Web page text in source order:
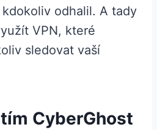
odhalil. A tady
VPN, které
sledovat vaší
CyberGhost